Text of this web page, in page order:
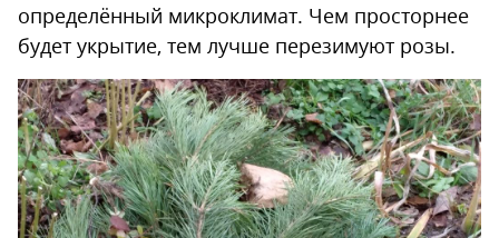
определённый микроклимат. Чем просторнее
будет укрытие, тем лучше перезимуют розы.